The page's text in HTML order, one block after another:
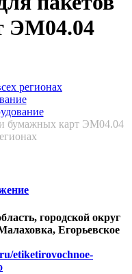
ЭМ04.04
регионах
бумажных карт ЭМ04.04
городской округ
Егорьевское
etiketirovochnoe-